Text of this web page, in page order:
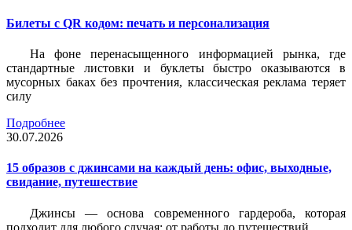
Билеты c QR кодом: печать и персонализация
На фоне перенасыщенного информацией рынка, где
стандартные листовки и буклеты быстро оказываются в
мусорных баках без прочтения, классическая реклама теряет
силу
Подробнее
30.07.2026
15 образов с джинсами на каждый день: офис, выходные,
свидание, путешествие
Джинсы — основа современного гардероба, которая
подходит для любого случая: от работы до путешествий